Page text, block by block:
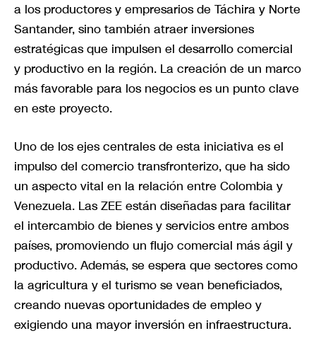
a los productores y empresarios de Táchira y Norte
Santander, sino también atraer inversiones
estratégicas que impulsen el desarrollo comercial
y productivo en la región. La creación de un marco
más favorable para los negocios es un punto clave
en este proyecto.
Uno de los ejes centrales de esta iniciativa es el
impulso del comercio transfronterizo, que ha sido
un aspecto vital en la relación entre Colombia y
Venezuela. Las ZEE están diseñadas para facilitar
el intercambio de bienes y servicios entre ambos
países, promoviendo un flujo comercial más ágil y
productivo. Además, se espera que sectores como
la agricultura y el turismo se vean beneficiados,
creando nuevas oportunidades de empleo y
exigiendo una mayor inversión en infraestructura.